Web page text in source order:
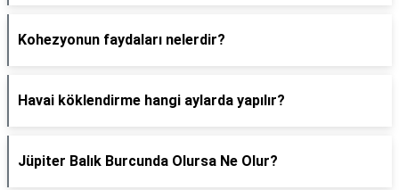
Kohezyonun faydaları nelerdir?
Havai köklendirme hangi aylarda yapılır?
Jüpiter Balık Burcunda Olursa Ne Olur?